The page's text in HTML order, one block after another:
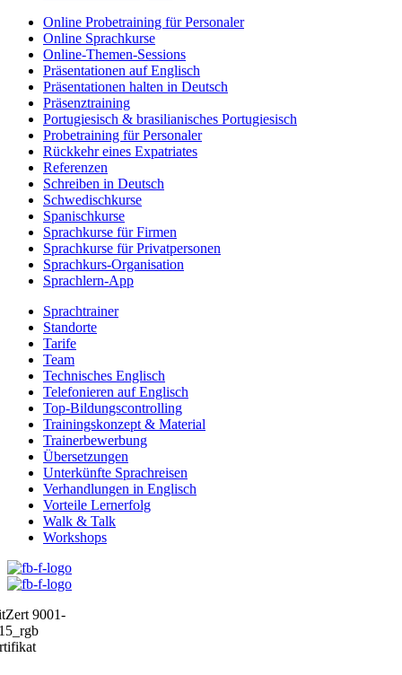
Online Probetraining für Personaler
Online Sprachkurse
Online-Themen-Sessions
Präsentationen auf Englisch
Präsentationen halten in Deutsch
Präsenztraining
Portugiesisch & brasilianisches Portugiesisch
Probetraining für Personaler
Rückkehr eines Expatriates
Referenzen
Schreiben in Deutsch
Schwedischkurse
Spanischkurse
Sprachkurse für Firmen
Sprachkurse für Privatpersonen
Sprachkurs-Organisation
Sprachlern-App
Sprachtrainer
Standorte
Tarife
Team
Technisches Englisch
Telefonieren auf Englisch
Top-Bildungscontrolling
Trainingskonzept & Material
Trainerbewerbung
Übersetzungen
Unterkünfte Sprachreisen
Verhandlungen in Englisch
Vorteile Lernerfolg
Walk & Talk
Workshops